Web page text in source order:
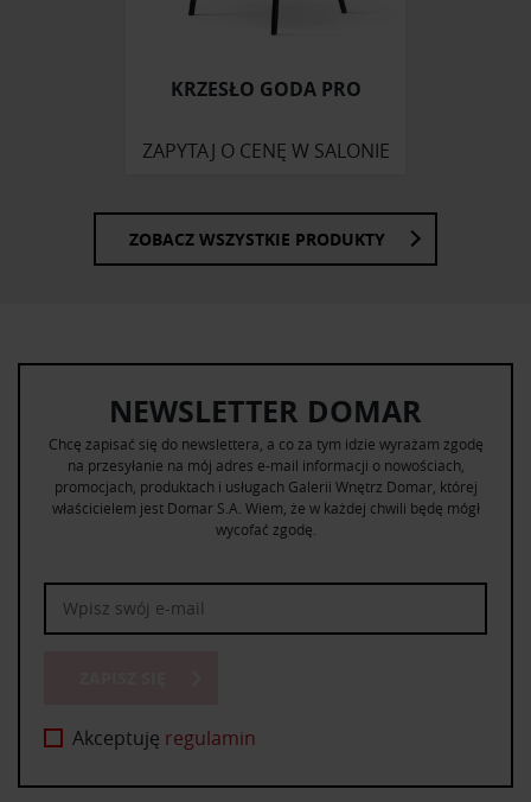
otrzymanymi od Ciebie lub uzyskanymi podczas
KRZESŁO GODA PRO
ZAPYTAJ O CENĘ W SALONIE
ZOBACZ WSZYSTKIE PRODUKTY
NEWSLETTER DOMAR
Chcę zapisać się do newslettera, a co za tym idzie wyrażam zgodę
na przesyłanie na mój adres e-mail informacji o nowościach,
promocjach, produktach i usługach Galerii Wnętrz Domar, której
właścicielem jest Domar S.A. Wiem, że w każdej chwili będę mógł
wycofać zgodę.
Akceptuję regulamin